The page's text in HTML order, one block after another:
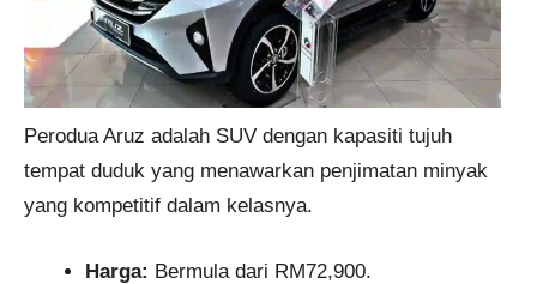
Perodua Aruz adalah SUV dengan kapasiti tujuh
tempat duduk yang menawarkan penjimatan minyak
yang kompetitif dalam kelasnya.
Harga: Bermula dari RM72,900.